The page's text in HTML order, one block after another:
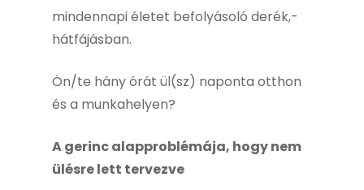
mindennapi életet befolyásoló derék,-
hátfájásban.
Ön/te hány órát ül(sz) naponta otthon
és a munkahelyen?
A gerinc alapproblémája, hogy nem
ülésre lett tervezve